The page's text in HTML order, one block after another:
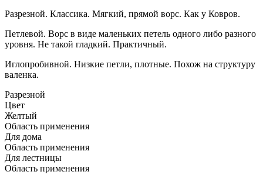
Разрезной. Классика. Мягкий, прямой ворс. Как у Ковров.
Петлевой. Ворс в виде маленьких петель одного либо разного
уровня. Не такой гладкий. Практичный.
Иглопробивной. Низкие петли, плотные. Похож на структуру
валенка.
Разрезной
Цвет
Желтый
Область применения
Для дома
Область применения
Для лестницы
Область применения